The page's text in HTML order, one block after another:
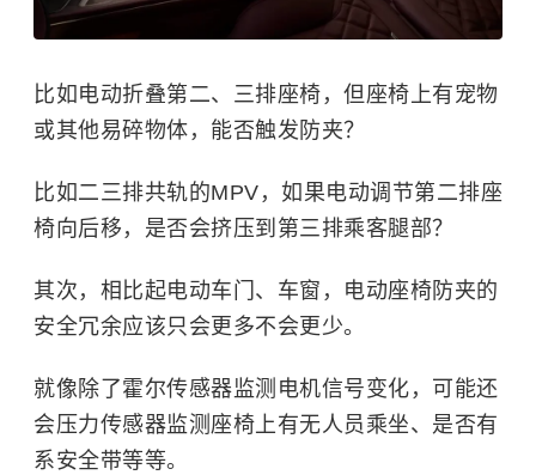
比如电动折叠第二、三排座椅，但座椅上有宠物
或其他易碎物体，能否触发防夹？
比如二三排共轨的MPV，如果电动调节第二排座
椅向后移，是否会挤压到第三排乘客腿部？
其次，相比起电动车门、车窗，电动座椅防夹的
安全冗余应该只会更多不会更少。
就像除了霍尔传感器监测电机信号变化，可能还
会压力传感器监测座椅上有无人员乘坐、是否有
系安全带等等。